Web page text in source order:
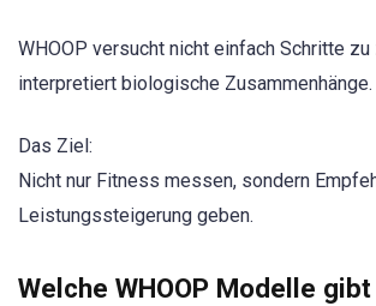
WHOOP versucht nicht einfach Schritte zu
interpretiert biologische Zusammenhänge.
Das Ziel:
Nicht nur Fitness messen, sondern
Leistungssteigerung geben.
Welche WHOOP Modelle